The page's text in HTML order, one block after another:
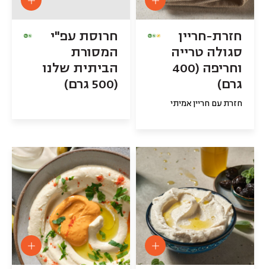
חזרת-חריין
סגולה טרייה
וחריפה (400
גרם)
חזרת עם חריין אמיתי
חרוסת עפ"י
המסורת
הביתית שלנו
(500 גרם)